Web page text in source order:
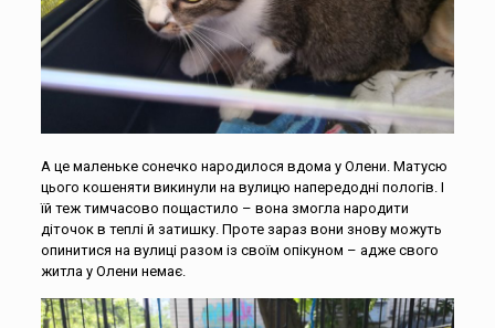
А це маленьке сонечко народилося вдома у Олени. Матусю
цього кошеняти викинули на вулицю напередодні пологів. І
їй теж тимчасово пощастило – вона змогла народити
діточок в теплі й затишку. Проте зараз вони знову можуть
опинитися на вулиці разом із своїм опікуном – адже свого
житла у Олени немає.